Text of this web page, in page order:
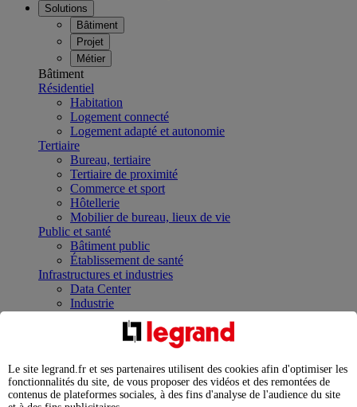
Solutions
Bâtiment
Projet
Métier
Bâtiment
Résidentiel
Habitation
Logement connecté
Logement adapté et autonomie
Tertiaire
Bureau, tertiaire
Tertiaire de proximité
Commerce et sport
Hôtellerie
Mobilier de bureau, lieux de vie
Public et santé
Bâtiment public
Établissement de santé
Infrastructures et industries
Data Center
Industrie
Infrastructures
Contrôler et planifier le fonctionnement des appareils
Répartir et optimiser son tableau électrique
Legrand Data Center Solutions : concentrer les
expertises au service de vos performances
Le site legrand.fr et ses partenaires utilisent des cookies afin d'optimiser les
fonctionnalités du site, de vous proposer des vidéos et des remontées de
contenus de plateformes sociales, à des fins d'analyse de l'audience du site